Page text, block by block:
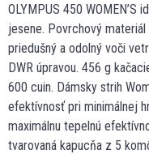
OLYMPUS 450 WOMEN’S
jesene. Povrchový
priedušný a odolný voči
DWR úpravou. 456 g
600 cuin. Dámsky strih
efektívnosť pri minimálnej
maximálnu tepelnú
tvarovaná kapucňa z 5